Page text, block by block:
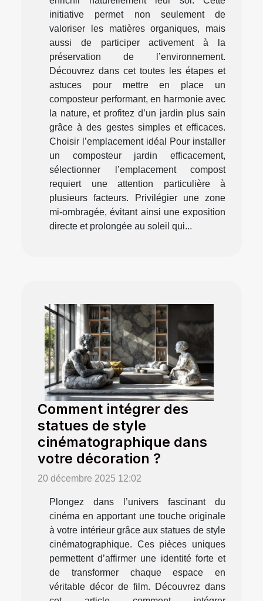
initiative permet non seulement de
valoriser les matières organiques, mais
aussi de participer activement à la
préservation de l’environnement.
Découvrez dans cet toutes les étapes et
astuces pour mettre en place un
composteur performant, en harmonie avec
la nature, et profitez d’un jardin plus sain
grâce à des gestes simples et efficaces.
Choisir l’emplacement idéal Pour installer
un composteur jardin efficacement,
sélectionner l’emplacement compost
requiert une attention particulière à
plusieurs facteurs. Privilégier une zone
mi-ombragée, évitant ainsi une exposition
directe et prolongée au soleil qui...
Comment intégrer des
statues de style
cinématographique dans
votre décoration ?
20 décembre 2025 12:02
Plongez dans l’univers fascinant du
cinéma en apportant une touche originale
à votre intérieur grâce aux statues de style
cinématographique. Ces pièces uniques
permettent d’affirmer une identité forte et
de transformer chaque espace en
véritable décor de film. Découvrez dans